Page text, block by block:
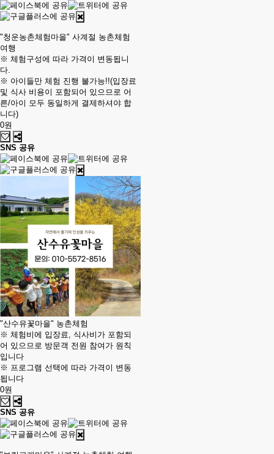
"청운농촌체험마을" 사계절 농촌체험
여행
※ 체험구성에 따라 가격이 변동됩니
다.
※ 아이들만 체험 진행 불가능!!(입장료
및 식사 비용이 포함되어 있으므로 어
른/아이 모두 동일하게 결제하셔야 합
니다)
0원
SNS 공유
"산수유꽃마을" 농촌체험
※ 체험비에 입장료, 식사비가 포함되
어 있으므로 방문객 전원 참여가 원칙
입니다
※ 프로그램 선택에 따라 가격이 변동
됩니다
0원
SNS 공유